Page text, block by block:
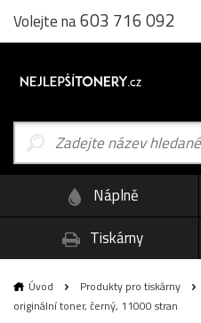
Volejte na603 716 092
Náplně
Tiskárny
Úvod Produkty pro tiskárny
originální toner, černý, 11000 stran